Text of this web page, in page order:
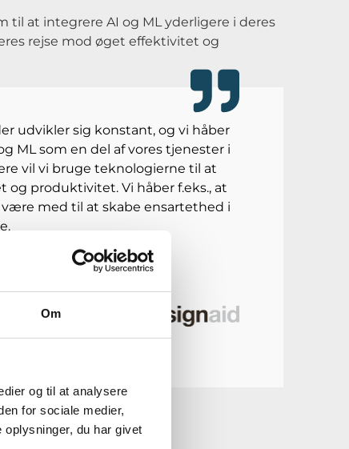
Om
og til at analysere
for sociale medier,
du har givet
til at integrere AI og ML yderligere i deres
rejse mod øget effektivitet og
udvikler sig konstant, og vi håber
ML som en del af vores tjenester i
vil vi bruge teknologierne til at
og produktivitet. Vi håber f.eks., at
med til at skabe ensartethed i